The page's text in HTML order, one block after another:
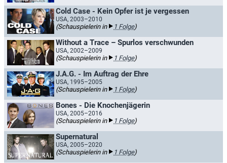
Cold Case - Kein Opfer ist je vergessen
USA, 2003–2010
(Schauspielerin in 1 Folge)
Without a Trace – Spurlos verschwunden
USA, 2002–2009
(Schauspielerin in 1 Folge)
J.A.G. - Im Auftrag der Ehre
USA, 1995–2005
(Schauspielerin in 1 Folge)
Bones - Die Knochenjägerin
USA, 2005–2016
(Schauspielerin in 1 Folge)
Supernatural
USA, 2005–2020
(Schauspielerin in 1 Folge)